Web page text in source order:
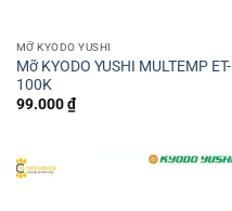
MỠ KYODO YUSHI
Mỡ KYODO YUSHI MULTEMP ET-
100K
99.000₫